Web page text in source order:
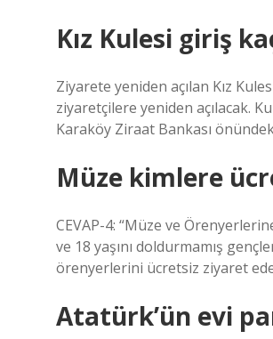
Kız Kulesi giriş
Ziyarete yeniden açılan Kız
ziyaretçilere yeniden açılacak.
Karaköy Ziraat Bankası
Müze kimlere
CEVAP-4: “Müze ve
ve 18 yaşını doldurmamış
örenyerlerini ücretsiz ziyaret
Atatürk’ün evi